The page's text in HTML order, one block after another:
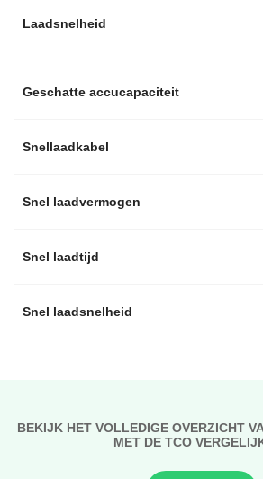
Laadsnelheid
Geschatte accucapaciteit
Snellaadkabel
Snel laadvermogen
Snel laadtijd
Snel laadsnelheid
BEKIJK HET VOLLEDIGE OVERZICHT
MET DE TCO